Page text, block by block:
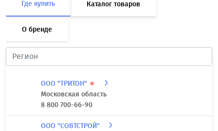
Где купить Каталог товаров
О бренде
ООО "ТРИТОН" ★
Московская область
8 800 700-66-90
ООО "СОВТСТРОЙ"